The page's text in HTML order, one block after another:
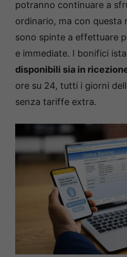
potranno continuare a
ordinario, ma con questa
sono spinte a effettuare
e immediate. I bonifici
disponibili sia in
ore su 24, tutti i giorni
senza tariffe extra.